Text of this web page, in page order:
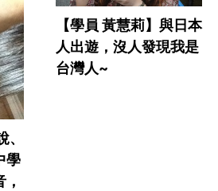
、
學
【學員 黃慧莉】與日本
人出遊，沒人發現我是
台灣人~